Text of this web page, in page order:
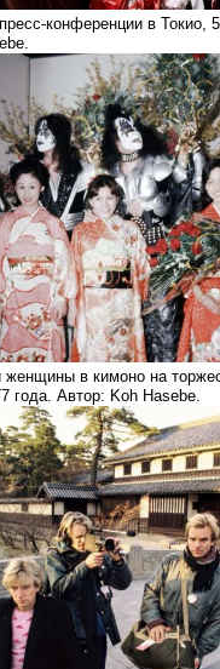
конференции в Токио,
женщины в кимоно на
года. Автор: Koh Hasebe.